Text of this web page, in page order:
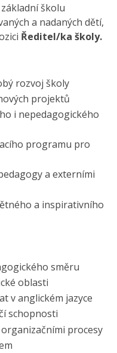
školu
a nadaných dětí,
Ředitel/ka školy.
rozvoj školy
projektů
i nepedagogického
programu pro
a externími
a inspirativního
směru
oblasti
v anglickém jazyce
schopnosti
procesy